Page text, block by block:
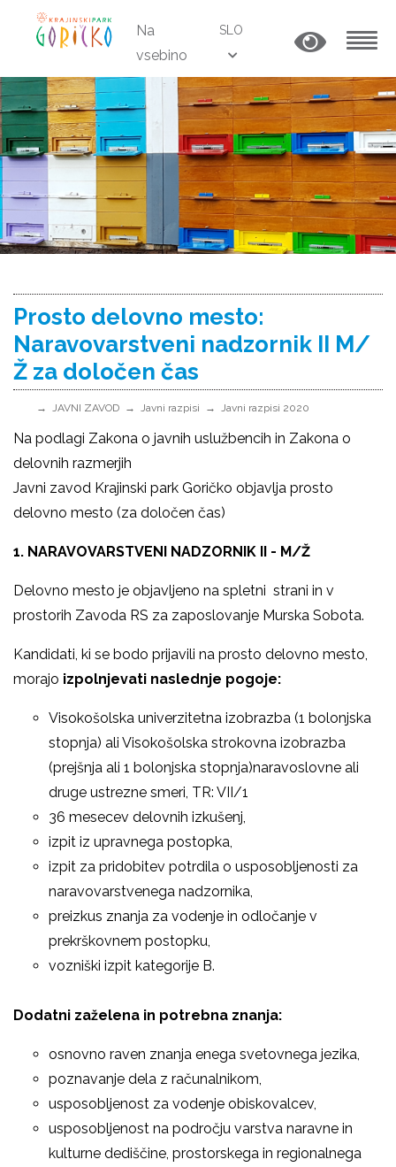
Na
vsebino
SLO
Prosto delovno mesto:
Naravovarstveni nadzornik II M/
Ž za določen čas
JAVNI ZAVOD Javni razpisi Javni razpisi 2020
Na podlagi Zakona o javnih uslužbencih in Zakona o
delovnih razmerjih
Javni zavod Krajinski park Goričko objavlja prosto
delovno mesto (za določen čas)
1. NARAVOVARSTVENI NADZORNIK II - M/Ž
Delovno mesto je objavljeno na spletni strani in v
prostorih Zavoda RS za zaposlovanje Murska Sobota.
Kandidati, ki se bodo prijavili na prosto delovno mesto,
morajo izpolnjevati naslednje pogoje:
Visokošolska univerzitetna izobrazba (1 bolonjska
stopnja) ali Visokošolska strokovna izobrazba
(prejšnja ali 1 bolonjska stopnja)naravoslovne ali
druge ustrezne smeri, TR: VII/1
36 mesecev delovnih izkušenj,
izpit iz upravnega postopka,
izpit za pridobitev potrdila o usposobljenosti za
naravovarstvenega nadzornika,
preizkus znanja za vodenje in odločanje v
prekrškovnem postopku,
vozniški izpit kategorije B.
Dodatni zaželena in potrebna znanja:
osnovno raven znanja enega svetovnega jezika,
poznavanje dela z računalnikom,
usposobljenost za vodenje obiskovalcev,
usposobljenost na področju varstva naravne in
kulturne dediščine, prostorskega in regionalnega